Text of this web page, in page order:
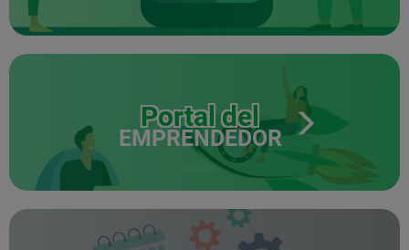
Portal del
EMPRENDEDOR